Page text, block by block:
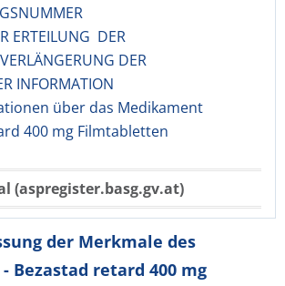
ERTEILUNG DER
DER
INFORMATION
über das Medikament
400 mg Filmtabletten
(aspregister.basg.gv.at)
der Merkmale des
Bezastad retard 400 mg